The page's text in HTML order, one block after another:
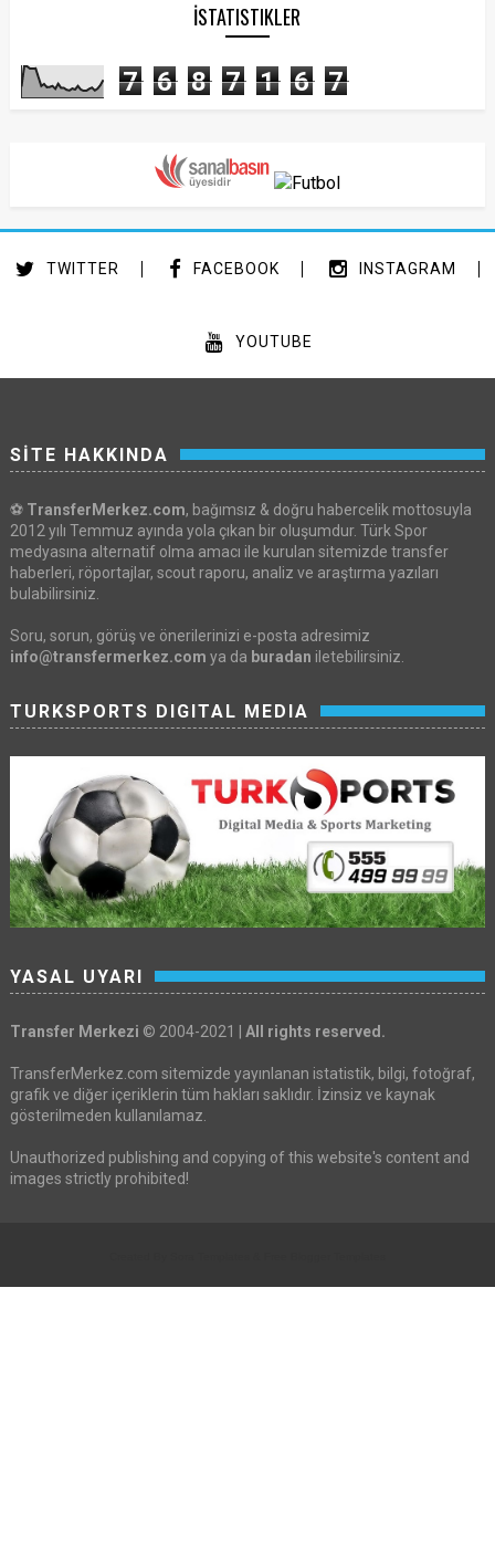
İSTATISTIKLER
7 6 8 7 1 6 7
TWITTER FACEBOOK INSTAGRAM
YOUTUBE
SİTE HAKKINDA
⚽ TransferMerkez.com, bağımsız & doğru habercelik mottosuyla
2012 yılı Temmuz ayında yola çıkan bir oluşumdur. Türk Spor
medyasına alternatif olma amacı ile kurulan sitemizde transfer
haberleri, röportajlar, scout raporu, analiz ve araştırma yazıları
bulabilirsiniz.
Soru, sorun, görüş ve önerilerinizi e-posta adresimiz
info@transfermerkez.com ya da buradan iletebilirsiniz.
TURKSPORTS DIGITAL MEDIA
YASAL UYARI
Transfer Merkezi © 2004-2021 | All rights reserved.
TransferMerkez.com sitemizde yayınlanan istatistik, bilgi, fotoğraf,
grafik ve diğer içeriklerin tüm hakları saklıdır. İzinsiz ve kaynak
gösterilmeden kullanılamaz.
Unauthorized publishing and copying of this website's content and
images strictly prohibited!